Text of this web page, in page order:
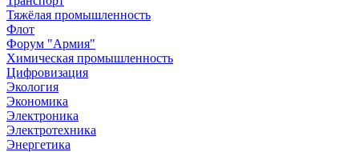
Тяжёлая промышленность
Флот
Форум "Армия"
Химическая промышленность
Цифровизация
Экология
Экономика
Электроника
Электротехника
Энергетика